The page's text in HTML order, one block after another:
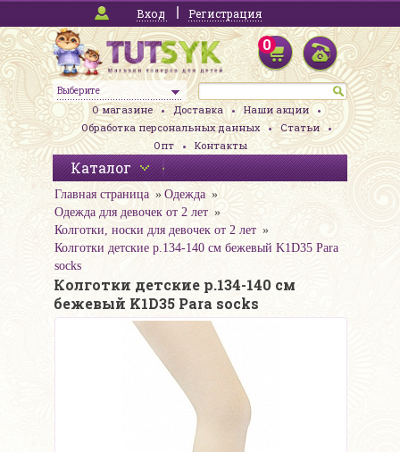
Вход Регистрация
Выберите
0
О магазине Доставка
Наши акции
Обработка персональных данных
Статьи
Опт
Контакты
Каталог
Главная страница
Одежда
Одежда для девочек от 2 лет
Колготки, носки для девочек от 2 лет
Колготки детские р.134-140 см бежевый K1D35 Para
socks
Колготки детские р.134-140 см
бежевый K1D35 Para socks